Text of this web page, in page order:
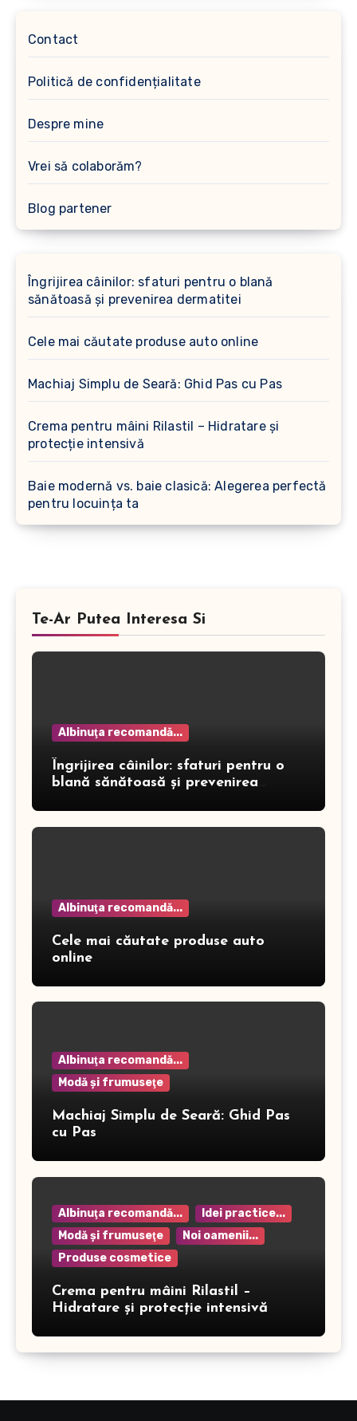
Contact
Politică de confidențialitate
Despre mine
Vrei să colaborăm?
Blog partener
Îngrijirea câinilor: sfaturi pentru o blană
sănătoasă și prevenirea dermatitei
Cele mai căutate produse auto online
Machiaj Simplu de Seară: Ghid Pas cu Pas
Crema pentru mâini Rilastil – Hidratare și
protecție intensivă
Baie modernă vs. baie clasică: Alegerea perfectă
pentru locuința ta
Te-Ar Putea Interesa Si
Albinuţa recomandă...
Îngrijirea câinilor: sfaturi pentru o
blană sănătoasă și prevenirea
Albinuţa recomandă...
Cele mai căutate produse auto
online
Albinuţa recomandă...
Modă şi frumuseţe
Machiaj Simplu de Seară: Ghid Pas
cu Pas
Albinuţa recomandă...
Idei practice...
Modă şi frumuseţe
Noi oamenii...
Produse cosmetice
Crema pentru mâini Rilastil –
Hidratare și protecție intensivă